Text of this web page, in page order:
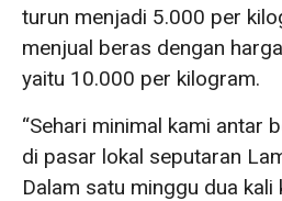
turun menjadi 5.000 per
menjual beras dengan
yaitu 10.000 per kilogram.
“Sehari minimal kami antar
di pasar lokal seputaran
Dalam satu minggu dua kali